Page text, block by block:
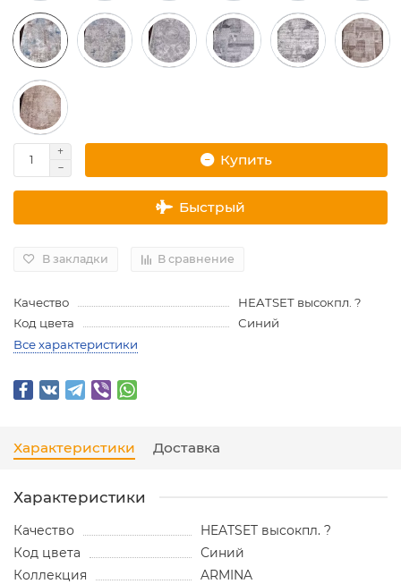
Купить
Быстрый
В закладки В сравнение
Качество
HEATSET высокпл. ?
Код цвета
Синий
Все характеристики
Характеристики Доставка
Характеристики
Качество
HEATSET высокпл. ?
Код цвета
Синий
Коллекция
ARMINA